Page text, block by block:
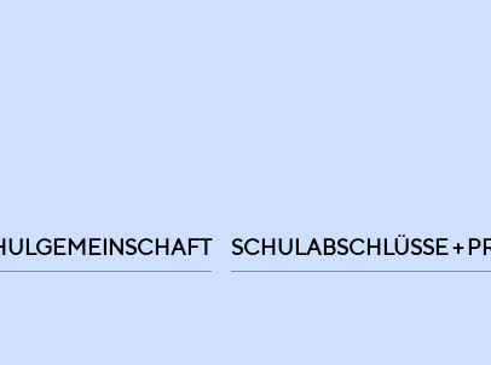
SCHULABSCHLÜSSE +